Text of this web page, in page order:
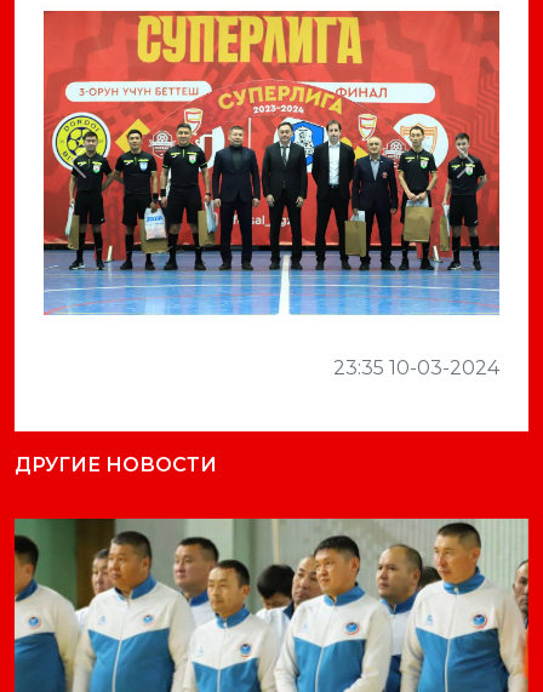
Previous Next
23:35 10-03-2024
ДРУГИЕ НОВОСТИ